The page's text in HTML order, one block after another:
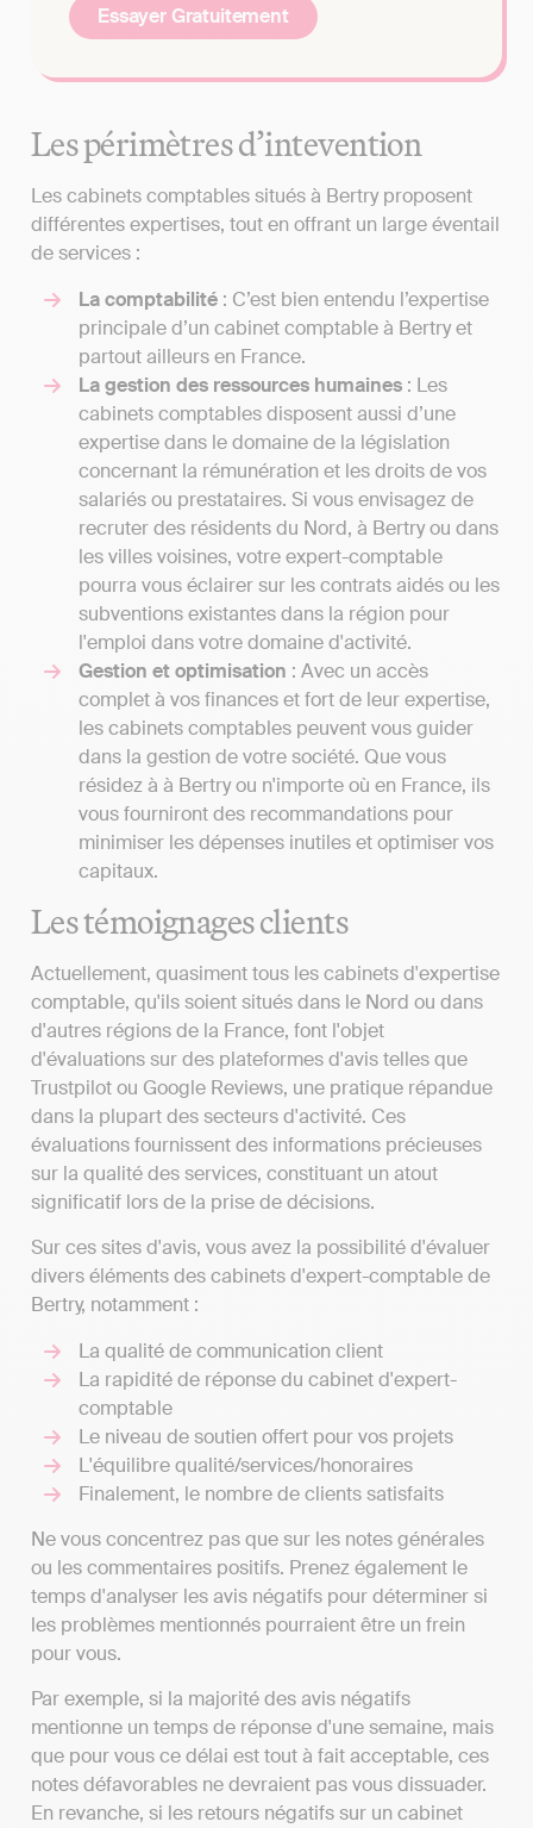
Essayer Gratuitement
Les périmètres d’intevention
Les cabinets comptables situés à Bertry proposent
différentes expertises, tout en offrant un large éventail
de services :
La comptabilité : C’est bien entendu l’expertise
principale d’un cabinet comptable à Bertry et
partout ailleurs en France.
La gestion des ressources humaines : Les
cabinets comptables disposent aussi d’une
expertise dans le domaine de la législation
concernant la rémunération et les droits de vos
salariés ou prestataires. Si vous envisagez de
recruter des résidents du Nord, à Bertry ou dans
les villes voisines, votre expert-comptable
pourra vous éclairer sur les contrats aidés ou les
subventions existantes dans la région pour
l'emploi dans votre domaine d'activité.
Gestion et optimisation : Avec un accès
complet à vos finances et fort de leur expertise,
les cabinets comptables peuvent vous guider
dans la gestion de votre société. Que vous
résidez à à Bertry ou n'importe où en France, ils
vous fourniront des recommandations pour
minimiser les dépenses inutiles et optimiser vos
capitaux.
Les témoignages clients
Actuellement, quasiment tous les cabinets d'expertise
comptable, qu'ils soient situés dans le Nord ou dans
d'autres régions de la France, font l'objet
d'évaluations sur des plateformes d'avis telles que
Trustpilot ou Google Reviews, une pratique répandue
dans la plupart des secteurs d'activité. Ces
évaluations fournissent des informations précieuses
sur la qualité des services, constituant un atout
significatif lors de la prise de décisions.
Sur ces sites d'avis, vous avez la possibilité d'évaluer
divers éléments des cabinets d'expert-comptable de
Bertry, notamment :
La qualité de communication client
La rapidité de réponse du cabinet d'expert-
comptable
Le niveau de soutien offert pour vos projets
L'équilibre qualité/services/honoraires
Finalement, le nombre de clients satisfaits
Ne vous concentrez pas que sur les notes générales
ou les commentaires positifs. Prenez également le
temps d'analyser les avis négatifs pour déterminer si
les problèmes mentionnés pourraient être un frein
pour vous.
Par exemple, si la majorité des avis négatifs
mentionne un temps de réponse d'une semaine, mais
que pour vous ce délai est tout à fait acceptable, ces
notes défavorables ne devraient pas vous dissuader.
En revanche, si les retours négatifs sur un cabinet